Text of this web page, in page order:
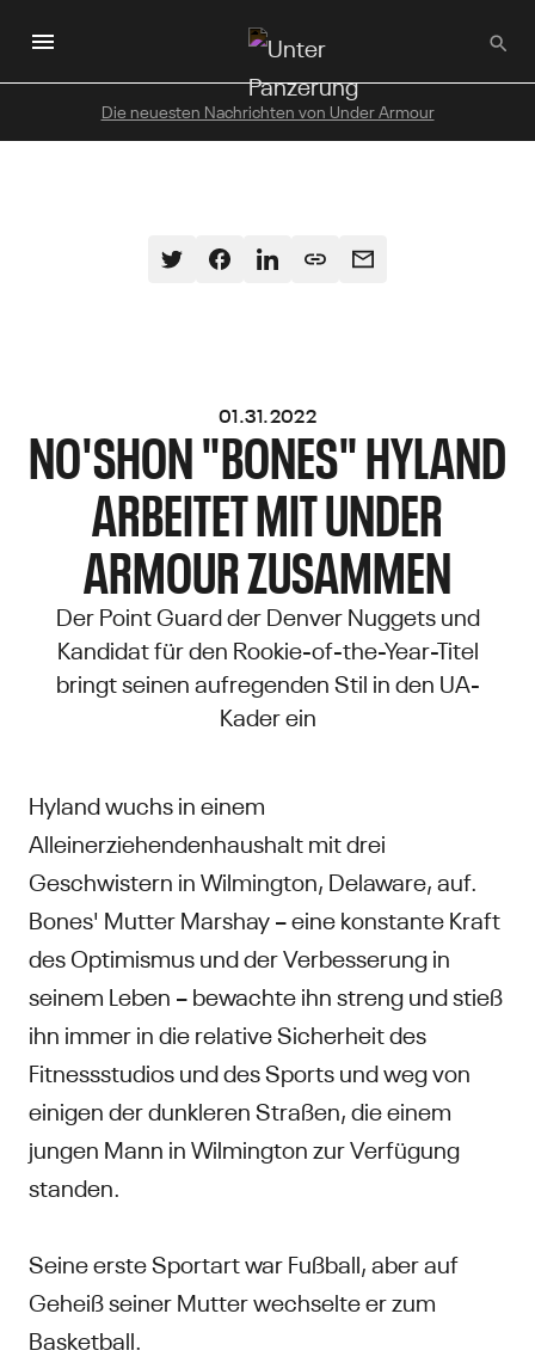
Hauptinhalt
Die neuesten Nachrichten von Under Armour
01.31.2022
NO'SHON "BONES" HYLAND
ARBEITET MIT UNDER
ARMOUR ZUSAMMEN
Der Point Guard der Denver Nuggets und
Kandidat für den Rookie-of-the-Year-Titel
bringt seinen aufregenden Stil in den UA-
Kader ein
Hyland wuchs in einem
Alleinerziehendenhaushalt mit drei
Geschwistern in Wilmington, Delaware, auf.
Bones' Mutter Marshay – eine konstante Kraft
des Optimismus und der Verbesserung in
seinem Leben – bewachte ihn streng und stieß
ihn immer in die relative Sicherheit des
Fitnessstudios und des Sports und weg von
einigen der dunkleren Straßen, die einem
jungen Mann in Wilmington zur Verfügung
standen.
Seine erste Sportart war Fußball, aber auf
Geheiß seiner Mutter wechselte er zum
Basketball.